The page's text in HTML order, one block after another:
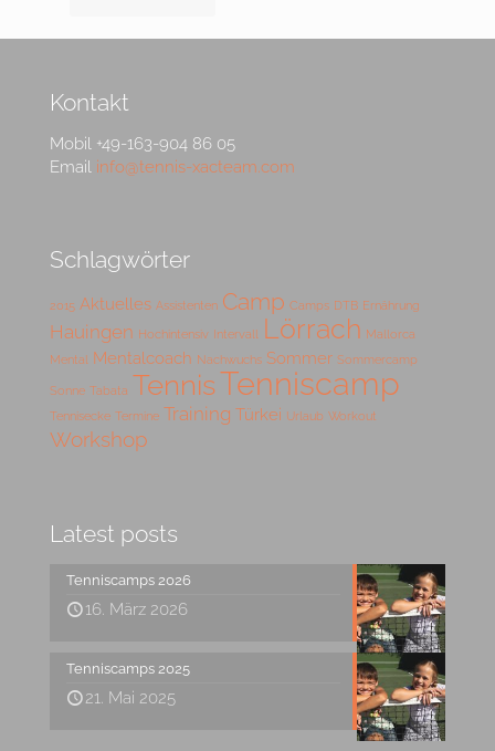
Kontakt
Mobil +49-163-904 86 05
Email info@tennis-xacteam.com
Schlagwörter
2015 Aktuelles Assistenten Camp Camps DTB Ernährung
Hauingen Hochintensiv Intervall Lörrach Mallorca
Mental Mentalcoach Nachwuchs Sommer Sommercamp
Sonne Tabata TennisTenniscamp
Tennisecke Termine Training Türkei Urlaub Workout
Workshop
Latest posts
Tenniscamps 2026
16. März 2026
Tenniscamps 2025
21. Mai 2025